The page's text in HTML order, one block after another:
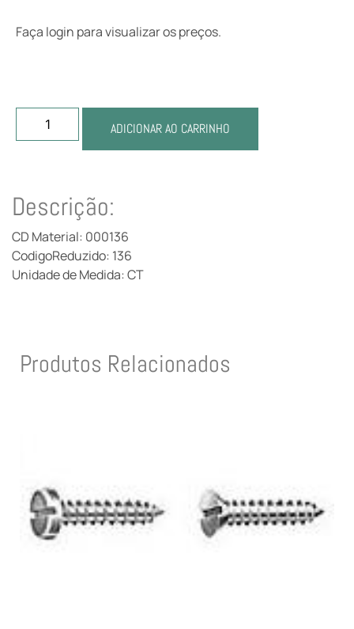
Faça login para visualizar os preços.
ADICIONAR AO CARRINHO
Descrição:
CD Material: 000136
CodigoReduzido: 136
Unidade de Medida: CT
Produtos Relacionados